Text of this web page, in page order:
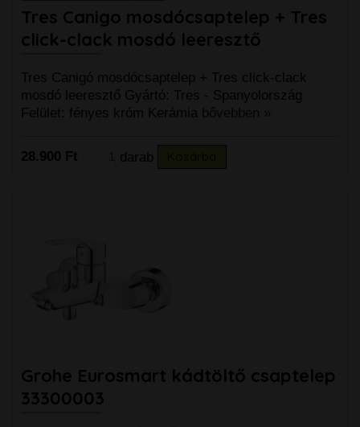
Tres Canigo mosdócsaptelep + Tres
click-clack mosdó leeresztő
Tres Canigó mosdócsaptelep + Tres click-clack
mosdó leeresztő Gyártó: Tres - Spanyolország
Felület: fényes króm Kerámia bővebben »
28.900 Ft darab
Grohe Eurosmart kádtöltő csaptelep
33300003